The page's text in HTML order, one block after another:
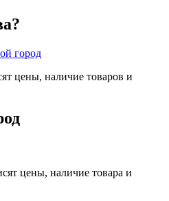
город
цены, наличие товаров и
цены, наличие товара и